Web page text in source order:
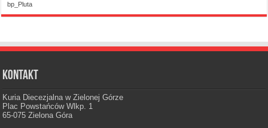
bp_Pluta
Kontakt
Kuria Diecezjalna w Zielonej Górze
Plac Powstańców Wlkp. 1
65-075 Zielona Góra